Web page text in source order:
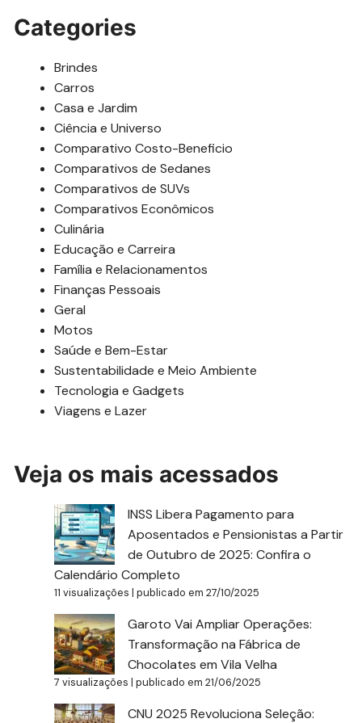
Categories
Brindes
Carros
Casa e Jardim
Ciência e Universo
Comparativo Costo-Beneficio
Comparativos de Sedanes
Comparativos de SUVs
Comparativos Econômicos
Culinária
Educação e Carreira
Família e Relacionamentos
Finanças Pessoais
Geral
Motos
Saúde e Bem-Estar
Sustentabilidade e Meio Ambiente
Tecnologia e Gadgets
Viagens e Lazer
Veja os mais acessados
INSS Libera Pagamento para
Aposentados e Pensionistas a Partir
de Outubro de 2025: Confira o
Calendário Completo
11 visualizações |publicado em 27/10/2025
Garoto Vai Ampliar Operações:
Transformação na Fábrica de
Chocolates em Vila Velha
7 visualizações |publicado em 21/06/2025
CNU 2025 Revoluciona Seleção: